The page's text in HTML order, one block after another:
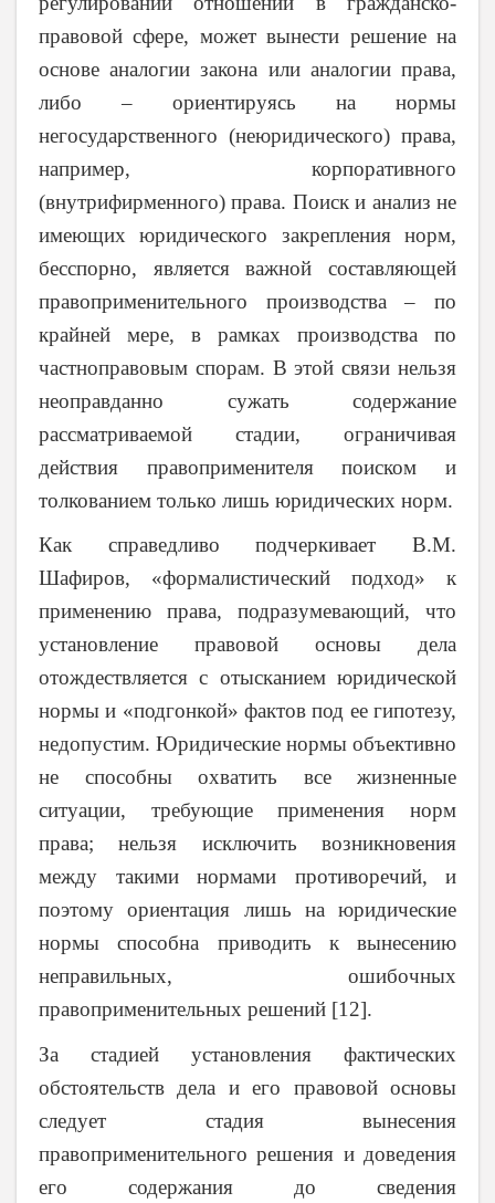
правовой сфере, может вынести решение на
основе аналогии закона или аналогии права,
либо – ориентируясь на нормы
негосударственного (неюридического) права,
например, корпоративного
(внутрифирменного) права. Поиск и анализ не
имеющих юридического закрепления норм,
бесспорно, является важной составляющей
правоприменительного производства – по
крайней мере, в рамках производства по
частноправовым спорам. В этой связи нельзя
неоправданно сужать содержание
рассматриваемой стадии, ограничивая
действия правоприменителя поиском и
толкованием только лишь юридических норм.
Как справедливо подчеркивает В.М.
Шафиров, «формалистический подход» к
применению права, подразумевающий, что
установление правовой основы дела
отождествляется с отысканием юридической
нормы и «подгонкой» фактов под ее гипотезу,
недопустим. Юридические нормы объективно
не способны охватить все жизненные
ситуации, требующие применения норм
права; нельзя исключить возникновения
между такими нормами противоречий, и
поэтому ориентация лишь на юридические
нормы способна приводить к вынесению
неправильных, ошибочных
правоприменительных решений [12].
За стадией установления фактических
обстоятельств дела и его правовой основы
следует стадия вынесения
правоприменительного решения и доведения
его содержания до сведения